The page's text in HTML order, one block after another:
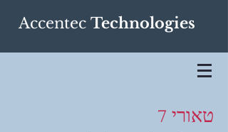
Accentec Technologies
טאורי 7